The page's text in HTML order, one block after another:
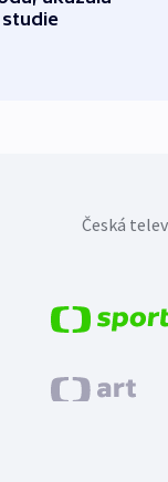
studie
Česká